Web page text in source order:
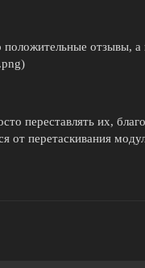
положительные отзывы,
переставлять их,
от перетаскивания